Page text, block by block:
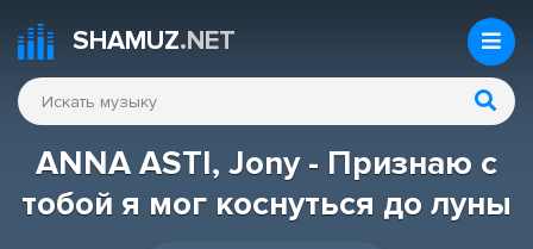
SHAMUZ.NET
ANNA ASTI, Jony - Признаю с
тобой я мог коснуться до луны